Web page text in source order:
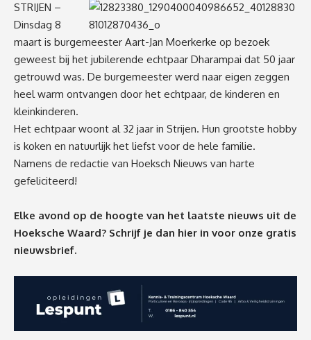
STRIJEN –
Dinsdag 8
maart is burgemeester Aart-Jan Moerkerke op bezoek
geweest bij het jubilerende echtpaar Dharampai dat 50 jaar
getrouwd was. De burgemeester werd naar eigen zeggen
heel warm ontvangen door het echtpaar, de kinderen en
kleinkinderen.
Het echtpaar woont al 32 jaar in Strijen. Hun grootste hobby
is koken en natuurlijk het liefst voor de hele familie.
Namens de redactie van Hoeksch Nieuws van harte
gefeliciteerd!
Elke avond op de hoogte van het laatste nieuws uit de
Hoeksche Waard? Schrijf je dan hier in voor onze gratis
nieuwsbrief.